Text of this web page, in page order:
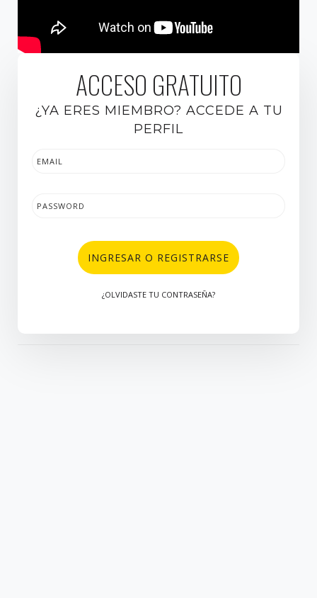
ACCESO GRATUITO
¿YA ERES MIEMBRO? ACCEDE A TU
PERFIL
INGRESAR O REGISTRARSE
¿OLVIDASTE TU CONTRASEÑA?